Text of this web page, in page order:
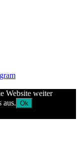
Website weiter
aus. Ok